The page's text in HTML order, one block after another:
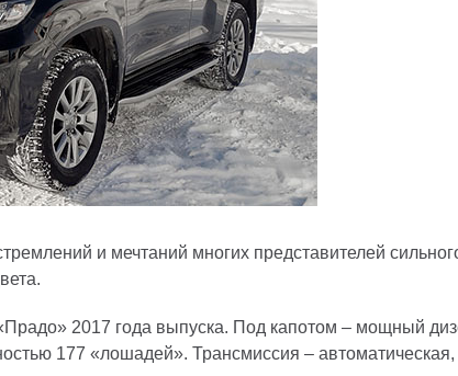
и мечтаний многих представителей
2017 года выпуска. Под капотом – мощный
177 «лошадей». Трансмиссия –